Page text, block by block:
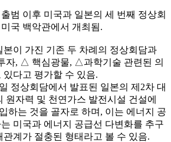
범 이후 미국과 일본의 세 번째 정상회
국 백악관에서 개최됨.
이 가진 기존 두 차례의 정상회담과
자, △ 핵심광물, △과학기술 관련된 의
다고 평가할 수 있음.
정상회담에서 발표된 일본의 제2차 대
원자력 및 천연가스 발전시설 건설에
하는 것을 골자로 하며, 이는 에너지 공
미국과 에너지 공급선 다변화를 추구
계가 절충된 형태라고 볼 수 있음.